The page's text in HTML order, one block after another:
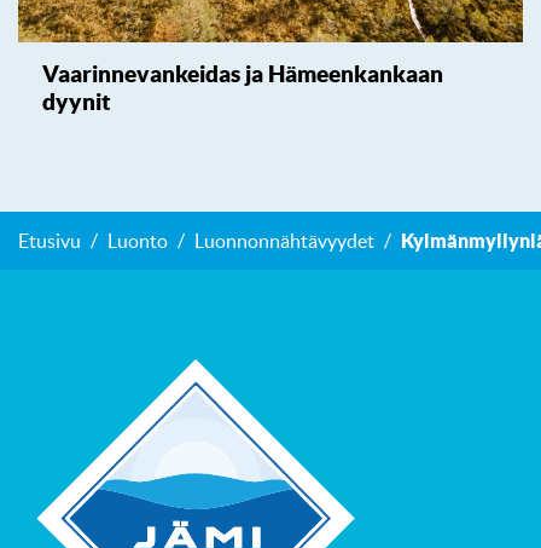
Vaarinnevankeidas ja Hämeenkankaan
dyynit
Etusivu Luonto Luonnonnähtävyydet